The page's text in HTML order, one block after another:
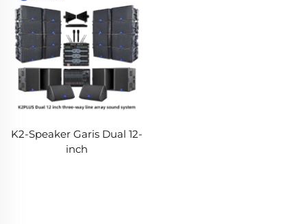
K2-Speaker Garis Dual 12-
inch